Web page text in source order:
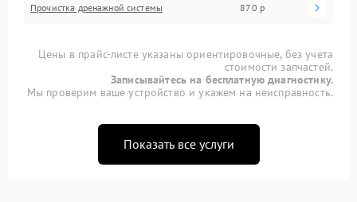
Прочистка дренажной системы 870 р
Цены в прайс-листе указаны ориентировочные, без учета
стоимости запчастей.
Записывайтесь на бесплатную диагностику.
Мы проверим ваше устройство и укажем на неисправность.
Показать все услуги